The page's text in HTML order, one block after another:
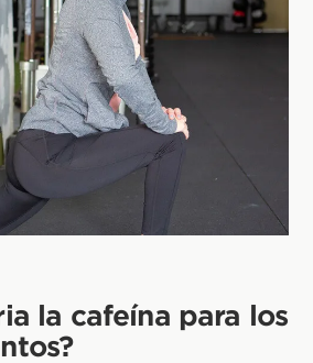
la cafeína para los